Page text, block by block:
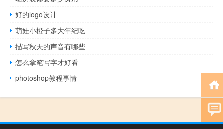
好的logo设计
萌娃小橙子多大年纪吃
描写秋天的声音有哪些
怎么拿笔写字才好看
photoshop教程事情